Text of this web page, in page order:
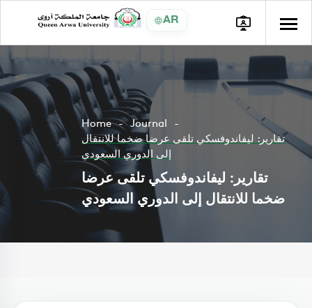
AR
Home
Journal
تقارير: ليفاندوفسكي تلقى عرضا ضخما للانتقال
إلى الدوري السعودي
تقارير: ليفاندوفسكي تلقى عرضا
ضخما للانتقال إلى الدوري السعودي